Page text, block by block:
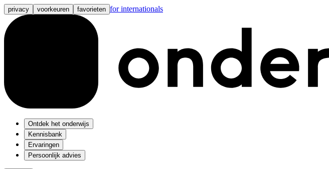
privacy voorkeuren favorieten for internationals
Ontdek het onderwijs
Kennisbank
Ervaringen
Persoonlijk advies